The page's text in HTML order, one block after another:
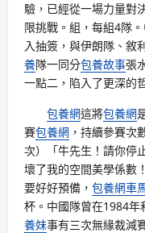
驗，已經從一場力量對
限挑戰。組，每組4隊
入抽簽，與伊朗隊、敘
養隊一同分包養故事張
一點二，陷入了更深的
包養網這將包養網
賽包養網 ，持續參賽次
次）「牛先生！請你停
壞了我的空間美學係數
要好好預備， 包養網車
杯。中國隊曾在1984
養妹事有三次無緣裁減